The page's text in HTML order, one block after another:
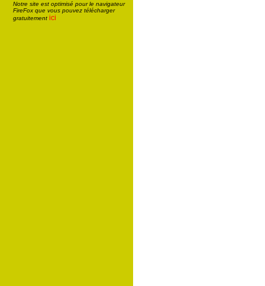
Notre site est optimisé pour le navigateur
FireFox que vous pouvez télécharger
gratuitement ici